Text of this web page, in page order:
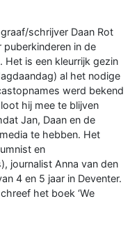
schrijver Daan Rot
puberkinderen in de
Het is een kleurrijk gezin
al het nodige
werd bekend
hij mee te blijven
Jan, Daan en de
te hebben. Het
en
journalist Anna van den
4 en 5 jaar in Deventer.
het boek ‘We